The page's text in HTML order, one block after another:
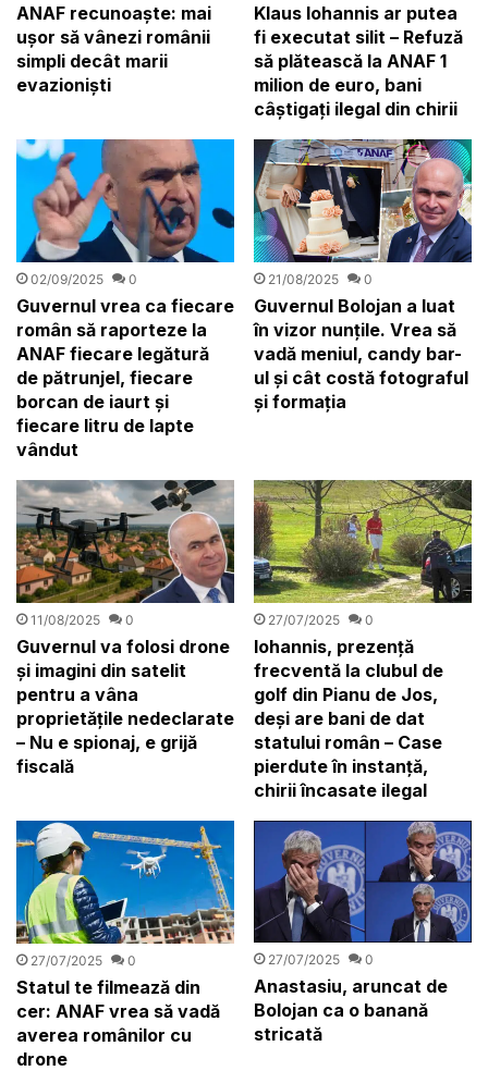
ANAF recunoaște: mai
ușor să vânezi românii
simpli decât marii
evazioniști
Klaus Iohannis ar putea
fi executat silit – Refuză
să plătească la ANAF 1
milion de euro, bani
câştigaţi ilegal din chirii
02/09/2025 0
Guvernul vrea ca fiecare
român să raporteze la
ANAF fiecare legătură
de pătrunjel, fiecare
borcan de iaurt și
fiecare litru de lapte
vândut
21/08/2025 0
Guvernul Bolojan a luat
în vizor nunţile. Vrea să
vadă meniul, candy bar-
ul şi cât costă fotograful
şi formaţia
11/08/2025 0
Guvernul va folosi drone
și imagini din satelit
pentru a vâna
proprietățile nedeclarate
– Nu e spionaj, e grijă
fiscală
27/07/2025 0
Iohannis, prezență
frecventă la clubul de
golf din Pianu de Jos,
deși are bani de dat
statului român – Case
pierdute în instanță,
chirii încasate ilegal
27/07/2025 0
Statul te filmează din
cer: ANAF vrea să vadă
averea românilor cu
drone
27/07/2025 0
Anastasiu, aruncat de
Bolojan ca o banană
stricată